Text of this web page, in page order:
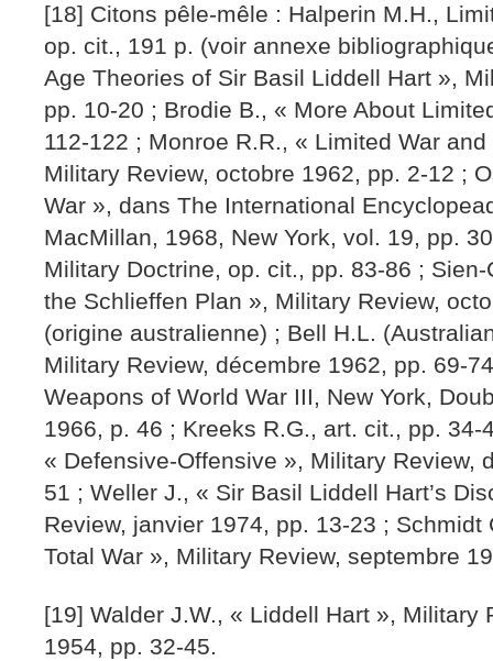
[18] Citons pêle-mêle : Halperin M.H.,
op. cit., 191 p. (voir annexe
Age Theories of Sir Basil Liddell Hart »,
pp. 10-20 ; Brodie B., « More About
112-122 ; Monroe R.R., « Limited War
Military Review, octobre 1962, pp. 2-12 ;
War », dans The International
MacMillan, 1968, New York, vol. 19, pp.
Military Doctrine, op. cit., pp. 83-86 ;
the Schlieffen Plan », Military Review,
(origine australienne) ; Bell H.L.
Military Review, décembre 1962, pp. 69-
Weapons of World War III, New York,
1966, p. 46 ; Kreeks R.G., art. cit., pp. 34-
« Defensive-Offensive », Military Review,
51 ; Weller J., « Sir Basil Liddell Hart’s
Review, janvier 1974, pp. 13-23 ; Schmidt
Total War », Military Review, septembre
[19] Walder J.W., « Liddell Hart », Military
1954, pp. 32-45.